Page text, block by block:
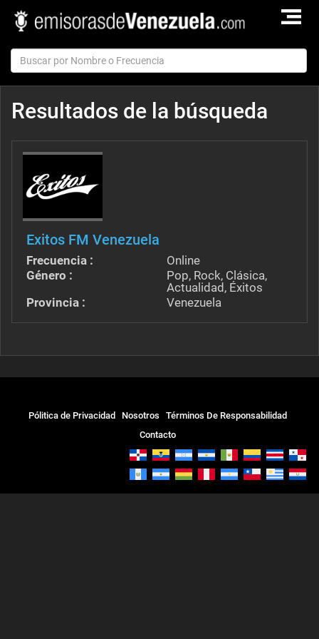
TOGGLE
Resultados de la búsqueda
Exitos FM Venezuela
Frecuencia :
Online
Género :
Pop, Rock, Clásica,
Actualidad, Éxitos
Provincia :
Venezuela
Pólitica de Privacidad Nosotros
Términos De Responsabilidad
Contacto